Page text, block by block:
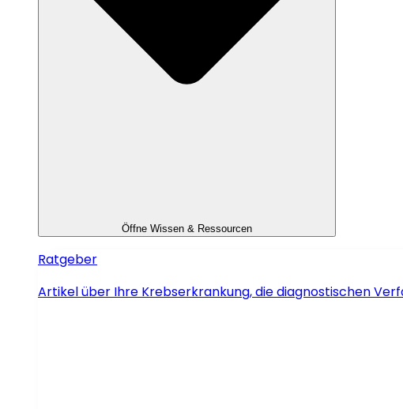
Öffne Wissen & Ressourcen
Ratgeber
Artikel über Ihre Krebserkrankung, die diagnostischen